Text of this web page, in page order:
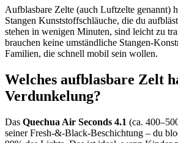
Aufblasbare Zelte (auch Luftzelte genannt)
Stangen Kunststoffschläuche, die du
stehen in wenigen Minuten, sind leicht zu
brauchen keine umständliche Stangen-
Familien, die schnell mobil sein wollen.
Welches aufblasbare Zelt
Verdunkelung?
Das Quechua Air Seconds 4.1 (ca.
seiner Fresh-&-Black-Beschichtung – du